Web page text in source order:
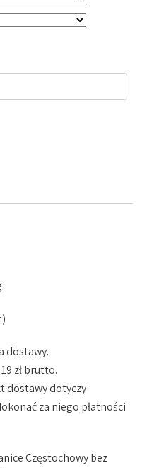
dostawy.
zł brutto.
dostawy dotyczy
za niego płatności
Częstochowy bez